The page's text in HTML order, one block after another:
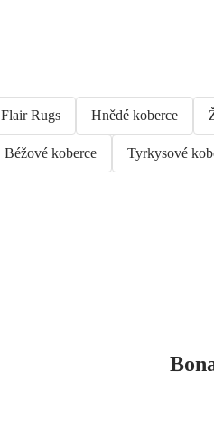
Flair Rugs Hnědé koberce
Béžové koberce Tyrkysové